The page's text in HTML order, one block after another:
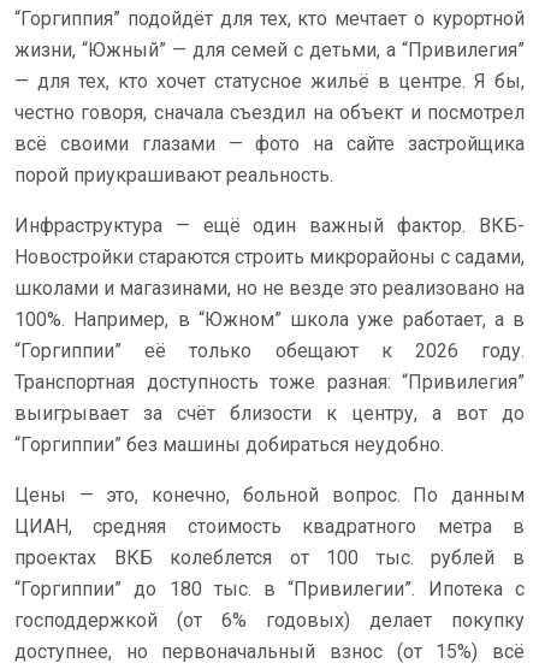
“Горгиппия” подойдёт для тех, кто мечтает о курортной
жизни, “Южный” — для семей с детьми, а “Привилегия”
— для тех, кто хочет статусное жильё в центре. Я бы,
честно говоря, сначала съездил на объект и посмотрел
всё своими глазами — фото на сайте застройщика
порой приукрашивают реальность.
Инфраструктура — ещё один важный фактор. ВКБ-
Новостройки стараются строить микрорайоны с садами,
школами и магазинами, но не везде это реализовано на
100%. Например, в “Южном” школа уже работает, а в
“Горгиппии” её только обещают к 2026 году.
Транспортная доступность тоже разная: “Привилегия”
выигрывает за счёт близости к центру, а вот до
“Горгиппии” без машины добираться неудобно.
Цены — это, конечно, больной вопрос. По данным
ЦИАН, средняя стоимость квадратного метра в
проектах ВКБ колеблется от 100 тыс. рублей в
“Горгиппии” до 180 тыс. в “Привилегии”. Ипотека с
господдержкой (от 6% годовых) делает покупку
доступнее, но первоначальный взнос (от 15%) всё